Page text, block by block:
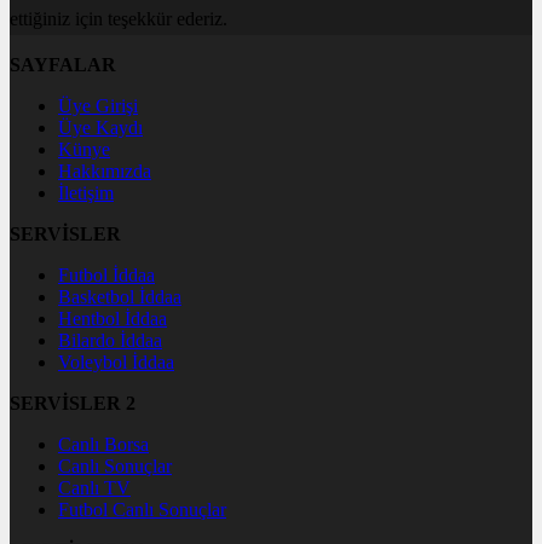
ettiğiniz için teşekkür ederiz.
SAYFALAR
Üye Girişi
Üye Kaydı
Künye
Hakkımızda
İletişim
SERVİSLER
Futbol İddaa
Basketbol İddaa
Hentbol İddaa
Bilardo İddaa
Voleybol İddaa
SERVİSLER 2
Canlı Borsa
Canlı Sonuçlar
Canlı TV
Futbol Canlı Sonuçlar